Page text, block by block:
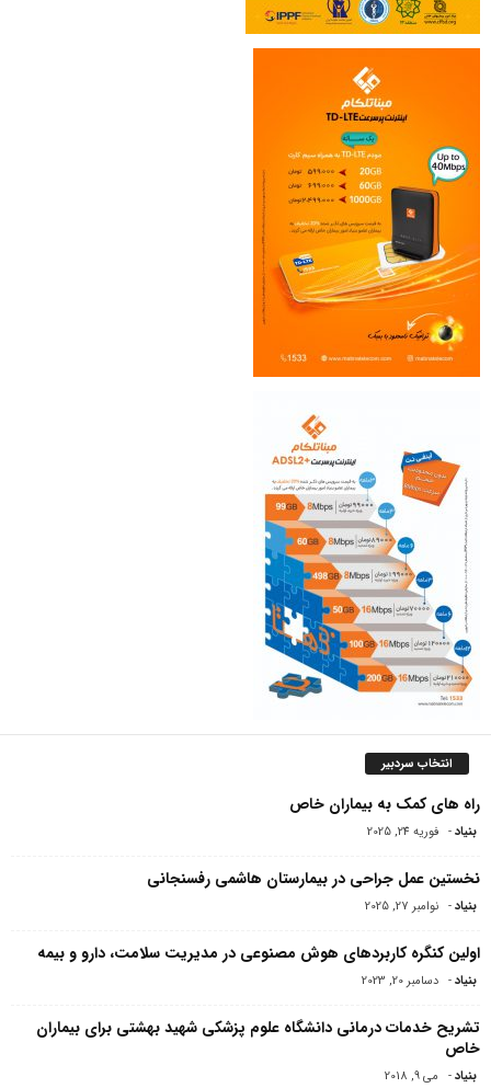
انتخاب سردبیر
راه های کمک به بیماران خاص
بنیاد- فوریه 24, 2025
نخستین عمل جراحی در بیمارستان هاشمی رفسنجانی
بنیاد- نوامبر 27, 2025
اولین کنگره کاربردهای هوش مصنوعی در مدیریت سلامت، دارو و بیمه
بنیاد- دسامبر 20, 2023
تشریح خدمات درمانی دانشگاه علوم پزشکی شهید بهشتی برای بیماران
خاص
بنیاد- می 9, 2018